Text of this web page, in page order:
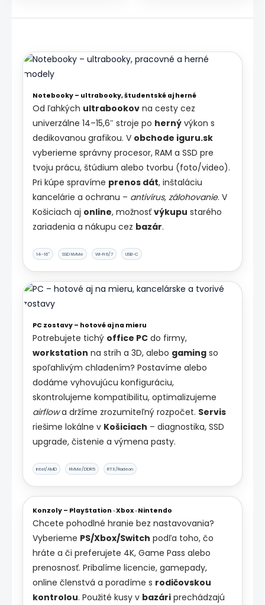
Notebooky – ultrabooky, študentské aj herné
Od ľahkých ultrabookovna cesty cez
univerzálne 14–15,6″ stroje po hernývýkon s
dedikovanou grafikou. V obchode iguru.sk
vyberieme správny procesor, RAM a SSD pre
tvoju prácu, štúdium alebo tvorbu (foto/video).
Pri kúpe spravíme prenos dát, inštaláciu
kancelárie a ochranu – antivírus, zálohovanie. V
Košiciach aj online, možnosť výkupu starého
zariadenia a nákupu cez bazár.
14–16″ SSD NVMe Wi-Fi 6/7 USB-C
PC zostavy – hotové aj na mieru
Potrebujete tichý office PCdo firmy,
workstation na strih a 3D, alebo gamingso
spoľahlivým chladením? Postavíme alebo
dodáme vyhovujúcu konfiguráciu,
skontrolujeme kompatibilitu, optimalizujeme
airflowa držíme zrozumiteľný rozpočet. Servis
riešime lokálne v Košiciach – diagnostika, SSD
upgrade, čistenie a výmena pasty.
Intel/AMD NVMe/DDR5 RTX/Radeon
Konzoly – PlayStation · Xbox · Nintendo
Chcete pohodlné hranie bez nastavovania?
Vyberieme PS/Xbox/Switch podľa toho, čo
hráte a či preferujete 4K, Game Pass alebo
prenosnosť. Pribalíme licencie, gamepady,
online členstvá a poradíme s rodičovskou
kontrolou. Použité kusy v bazáriprechádzajú